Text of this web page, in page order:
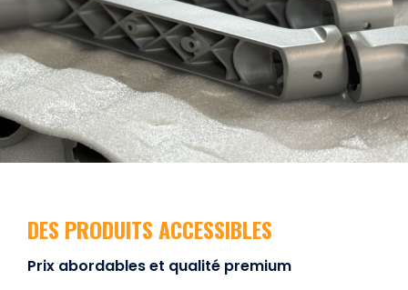
DES PRODUITS ACCESSIBLES
Prix abordables et qualité premium